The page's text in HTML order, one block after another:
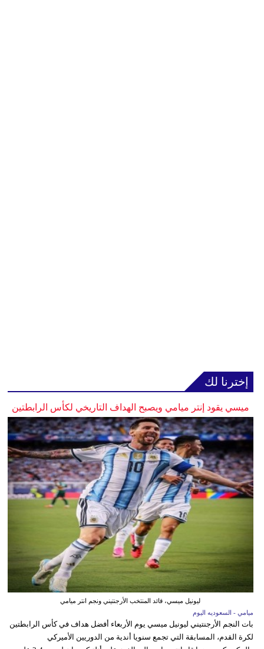
إخترنا لك
ميسي يقود إنتر ميامي ويصبح الهداف التاريخي لكأس الرابطتين
ليونيل ميسي، قائد المنتخب الأرجنتيني ونجم انتر ميامي
ميامي - السعوديه اليوم
بات النجم الأرجنتيني ليونيل ميسي يوم الأربعاء أفضل هداف في كأس الرابطتين
لكرة القدم، المسابقة التي تجمع سنويا أندية من الدوريين الأميركي